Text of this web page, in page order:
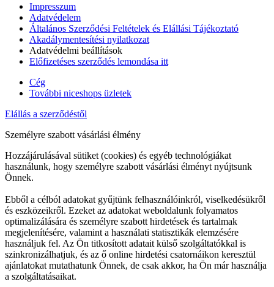
Impresszum
Adatvédelem
Általános Szerződési Feltételek és Elállási Tájékoztató
Akadálymentesítési nyilatkozat
Adatvédelmi beállítások
Előfizetéses szerződés lemondása itt
Cég
További niceshops üzletek
Elállás a szerződéstől
Személyre szabott vásárlási élmény
Hozzájárulásával sütiket (cookies) és egyéb technológiákat
használunk, hogy személyre szabott vásárlási élményt nyújtsunk
Önnek.
Ebből a célból adatokat gyűjtünk felhasználóinkról, viselkedésükről
és eszközeikről. Ezeket az adatokat weboldalunk folyamatos
optimalizálására és személyre szabott hirdetések és tartalmak
megjelenítésére, valamint a használati statisztikák elemzésére
használjuk fel. Az Ön titkosított adatait külső szolgáltatókkal is
szinkronizálhatjuk, és az ő online hirdetési csatornáikon keresztül
ajánlatokat mutathatunk Önnek, de csak akkor, ha Ön már használja
a szolgáltatásaikat.